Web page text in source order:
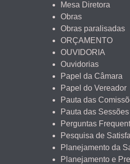
Mesa Diretora
Obras
Obras paralisadas
ORÇAMENTO
OUVIDORIA
Ouvidorias
Papel da Câmara
Papel do Vereador
Pauta das
Pauta das Sessões
Perguntas
Pesquisa de
Planejamento da
Planejamento e